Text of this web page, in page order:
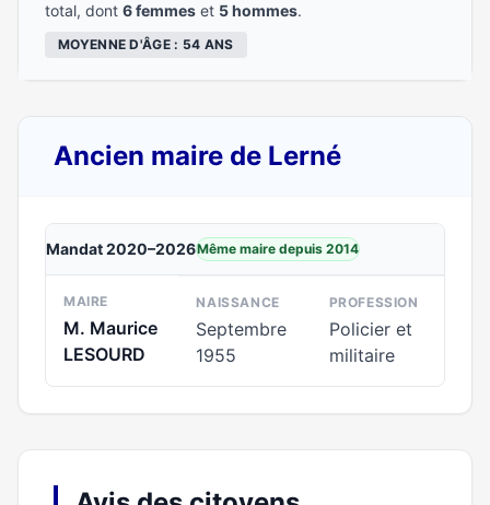
total, dont 6 femmes et 5 hommes.
MOYENNE D'ÂGE : 54 ANS
Ancien maire de Lerné
Mandat 2020–2026Même maire depuis 2014
MAIRE
M. Maurice
LESOURD
NAISSANCE
Septembre
1955
PROFESSION
Policier et
militaire